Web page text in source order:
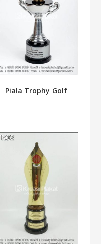
Piala Trophy Golf